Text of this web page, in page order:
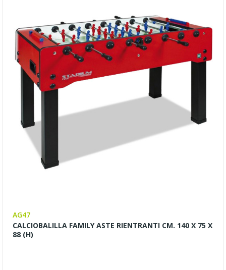
AG47
CALCIOBALILLA FAMILY ASTE RIENTRANTI CM. 140 X 75 X
88 (H)